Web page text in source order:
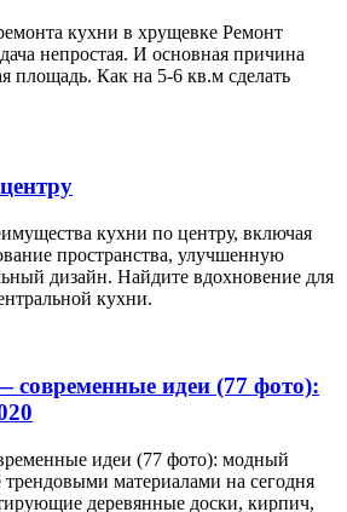
кухни в хрущевке Ремонт
непростая. И основная причина
площадь. Как на 5-6 кв.м сделать
кухни по центру, включая
пространства, улучшенную
дизайн. Найдите вдохновение для
кухни.
идеи (77 фото):
идеи (77 фото): модный
материалами на сегодня
деревянные доски, кирпич,